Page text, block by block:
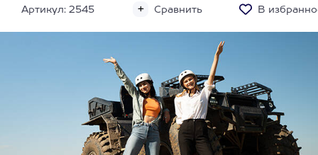
Артикул: 2545 Сравнить В